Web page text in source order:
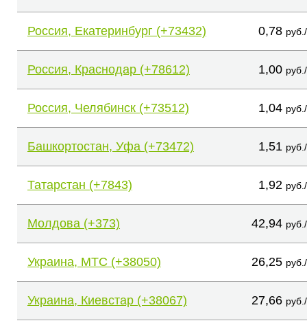
Россия, Екатеринбург (+73432) 0,78
Россия, Краснодар (+78612) 1,00
Россия, Челябинск (+73512) 1,04
Башкортостан, Уфа (+73472) 1,51
Татарстан (+7843) 1,92
Молдова (+373) 42,94
Украина, МТС (+38050) 26,25
Украина, Киевстар (+38067) 27,66